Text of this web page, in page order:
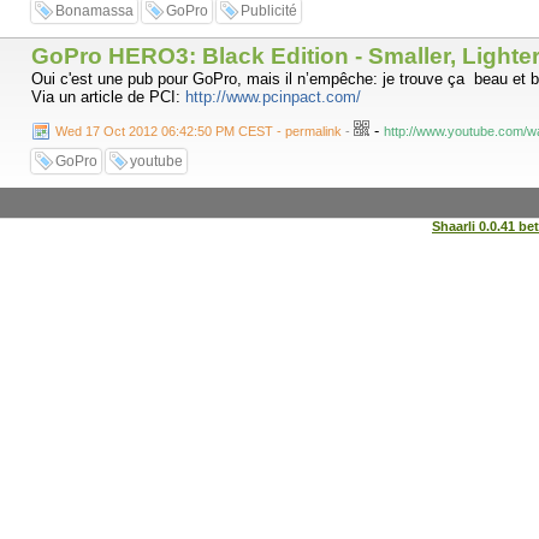
Bonamassa GoPro Publicité
GoPro HERO3: Black Edition - Smaller,
Oui c'est une pub pour GoPro, mais il n’empêche: je trouve ça beau
Via un article de PCI: http://www.pcinpact.com/
Wed 17 Oct 2012 06:42:50 PM CEST - permalink - - http://www.youtube.com/
GoPro youtube
Shaarli 0.0.41